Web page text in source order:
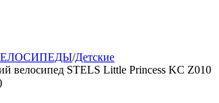
/Детские
велосипед STELS Little Princess KC Z010